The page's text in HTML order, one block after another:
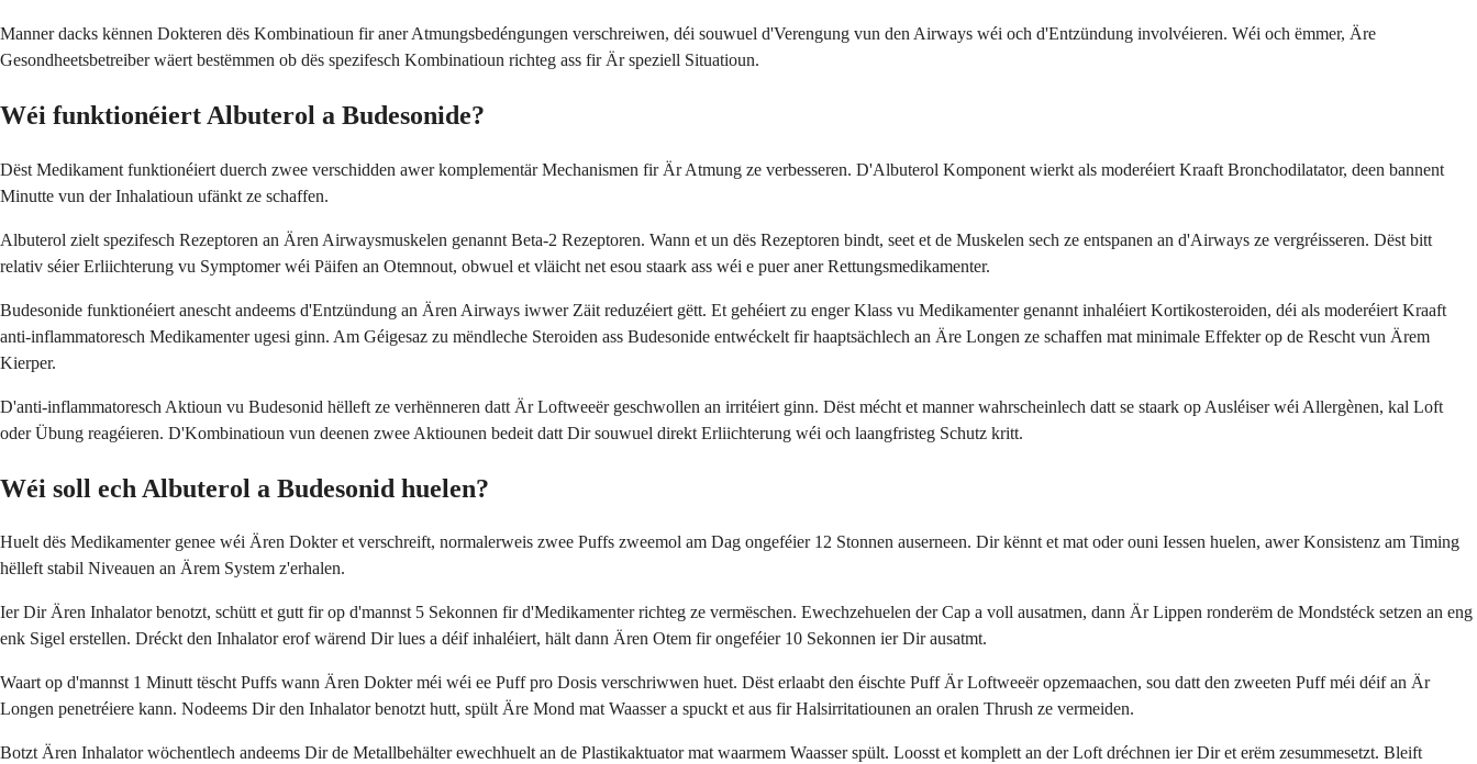
Manner dacks kënnen Dokteren dës Kombinatioun fir aner Atmungsbedéngungen verschreiwen, déi souwuel d'Verengung vun den Airways wéi och d'Entzündung involvéieren. Wéi och ëmmer, Äre
Gesondheetsbetreiber wäert bestëmmen ob dës spezifesch Kombinatioun richteg ass fir Är speziell Situatioun.
Wéi funktionéiert Albuterol a Budesonide?
Dëst Medikament funktionéiert duerch zwee verschidden awer komplementär Mechanismen fir Är Atmung ze verbesseren. D'Albuterol Komponent wierkt als moderéiert Kraaft Bronchodilatator, deen bannent
Minutte vun der Inhalatioun ufänkt ze schaffen.
Albuterol zielt spezifesch Rezeptoren an Ären Airwaysmuskelen genannt Beta-2 Rezeptoren. Wann et un dës Rezeptoren bindt, seet et de Muskelen sech ze entspanen an d'Airways ze vergréisseren. Dëst bitt
relativ séier Erliichterung vu Symptomer wéi Päifen an Otemnout, obwuel et vläicht net esou staark ass wéi e puer aner Rettungsmedikamenter.
Budesonide funktionéiert anescht andeems d'Entzündung an Ären Airways iwwer Zäit reduzéiert gëtt. Et gehéiert zu enger Klass vu Medikamenter genannt inhaléiert Kortikosteroiden, déi als moderéiert Kraaft
anti-inflammatoresch Medikamenter ugesi ginn. Am Géigesaz zu mëndleche Steroiden ass Budesonide entwéckelt fir haaptsächlech an Äre Longen ze schaffen mat minimale Effekter op de Rescht vun Ärem
Kierper.
D'anti-inflammatoresch Aktioun vu Budesonid hëlleft ze verhënneren datt Är Loftweeër geschwollen an irritéiert ginn. Dëst mécht et manner wahrscheinlech datt se staark op Ausléiser wéi Allergènen, kal Loft
oder Übung reagéieren. D'Kombinatioun vun deenen zwee Aktiounen bedeit datt Dir souwuel direkt Erliichterung wéi och laangfristeg Schutz kritt.
Wéi soll ech Albuterol a Budesonid huelen?
Huelt dës Medikamenter genee wéi Ären Dokter et verschreift, normalerweis zwee Puffs zweemol am Dag ongeféier 12 Stonnen auserneen. Dir kënnt et mat oder ouni Iessen huelen, awer Konsistenz am Timing
hëlleft stabil Niveauen an Ärem System z'erhalen.
Ier Dir Ären Inhalator benotzt, schütt et gutt fir op d'mannst 5 Sekonnen fir d'Medikamenter richteg ze vermëschen. Ewechzehuelen der Cap a voll ausatmen, dann Är Lippen ronderëm de Mondstéck setzen an eng
enk Sigel erstellen. Dréckt den Inhalator erof wärend Dir lues a déif inhaléiert, hält dann Ären Otem fir ongeféier 10 Sekonnen ier Dir ausatmt.
Waart op d'mannst 1 Minutt tëscht Puffs wann Ären Dokter méi wéi ee Puff pro Dosis verschriwwen huet. Dëst erlaabt den éischte Puff Är Loftweeër opzemaachen, sou datt den zweeten Puff méi déif an Är
Longen penetréiere kann. Nodeems Dir den Inhalator benotzt hutt, spült Äre Mond mat Waasser a spuckt et aus fir Halsirritatiounen an oralen Thrush ze vermeiden.
Botzt Ären Inhalator wöchentlech andeems Dir de Metallbehälter ewechhuelt an de Plastikaktuator mat waarmem Waasser spült. Loosst et komplett an der Loft dréchnen ier Dir et erëm zesummesetzt. Bleift